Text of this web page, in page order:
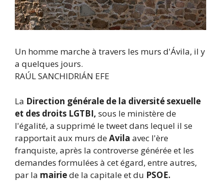
Un homme marche à travers les murs d'Ávila, il y
a quelques jours.
RAÚL SANCHIDRIÁN EFE
La Direction générale de la diversité sexuelle
et des droits LGTBI, sous le ministère de
l'égalité, a supprimé le tweet dans lequel il se
rapportait aux murs deAvila avec l'ère
franquiste, après la controverse générée et les
demandes formulées à cet égard, entre autres,
par la mairiede la capitale et du PSOE.